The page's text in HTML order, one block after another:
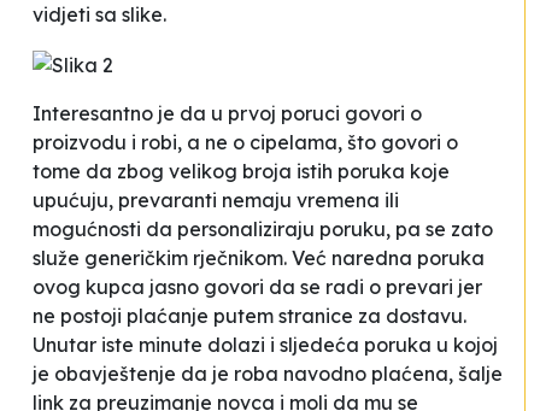
vidjeti sa slike.
Interesantno je da u prvoj poruci govori o
proizvodu i robi, a ne o cipelama, što govori o
tome da zbog velikog broja istih poruka koje
upućuju, prevaranti nemaju vremena ili
mogućnosti da personaliziraju poruku, pa se zato
služe generičkim rječnikom. Već naredna poruka
ovog kupca jasno govori da se radi o prevari jer
ne postoji plaćanje putem stranice za dostavu.
Unutar iste minute dolazi i sljedeća poruka u kojoj
je obavještenje da je roba navodno plaćena, šalje
link za preuzimanje novca i moli da mu se